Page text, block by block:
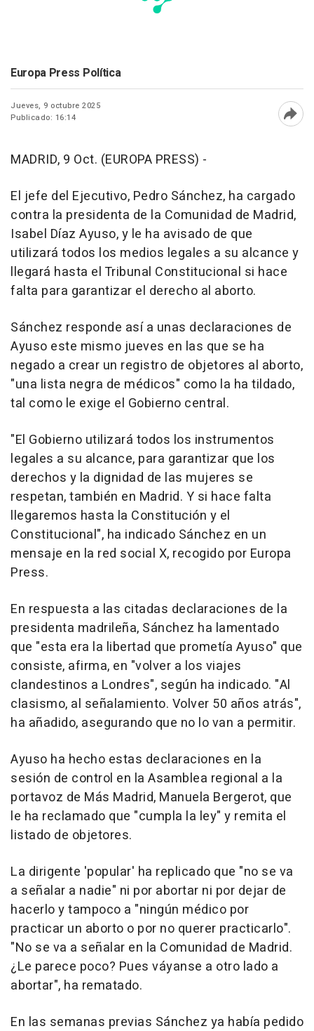
Europa Press Política
Jueves, 9 octubre 2025
Publicado: 16:14
MADRID, 9 Oct. (EUROPA PRESS) -
El jefe del Ejecutivo, Pedro Sánchez, ha cargado
contra la presidenta de la Comunidad de Madrid,
Isabel Díaz Ayuso, y le ha avisado de que
utilizará todos los medios legales a su alcance y
llegará hasta el Tribunal Constitucional si hace
falta para garantizar el derecho al aborto.
Sánchez responde así a unas declaraciones de
Ayuso este mismo jueves en las que se ha
negado a crear un registro de objetores al aborto,
"una lista negra de médicos" como la ha tildado,
tal como le exige el Gobierno central.
"El Gobierno utilizará todos los instrumentos
legales a su alcance, para garantizar que los
derechos y la dignidad de las mujeres se
respetan, también en Madrid. Y si hace falta
llegaremos hasta la Constitución y el
Constitucional", ha indicado Sánchez en un
mensaje en la red social X, recogido por Europa
Press.
En respuesta a las citadas declaraciones de la
presidenta madrileña, Sánchez ha lamentado
que "esta era la libertad que prometía Ayuso" que
consiste, afirma, en "volver a los viajes
clandestinos a Londres", según ha indicado. "Al
clasismo, al señalamiento. Volver 50 años atrás",
ha añadido, asegurando que no lo van a permitir.
Ayuso ha hecho estas declaraciones en la
sesión de control en la Asamblea regional a la
portavoz de Más Madrid, Manuela Bergerot, que
le ha reclamado que "cumpla la ley" y remita el
listado de objetores.
La dirigente 'popular' ha replicado que "no se va
a señalar a nadie" ni por abortar ni por dejar de
hacerlo y tampoco a "ningún médico por
practicar un aborto o por no querer practicarlo".
"No se va a señalar en la Comunidad de Madrid.
¿Le parece poco? Pues váyanse a otro lado a
abortar", ha rematado.
En las semanas previas Sánchez ya había pedido